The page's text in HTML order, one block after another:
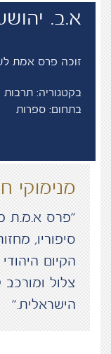
א.ב.
זוכה פרס אמת לשנת
בקטגוריה: תרבות
בתחום: ספרות
מנימוקי
“פרס א.מ.ת
סיפוריו,
הקיום
צלול
הישראלית.”